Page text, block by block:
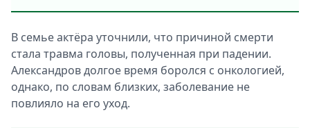
В семье актёра уточнили, что причиной смерти
стала травма головы, полученная при падении.
Александров долгое время боролся с онкологией,
однако, по словам близких, заболевание не
повлияло на его уход.